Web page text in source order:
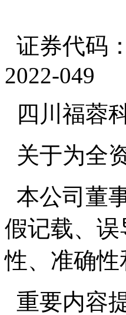
证券代码
2022-049
四川福蓉
关于为全
本公司董
假记载、
性、准确
重要内容